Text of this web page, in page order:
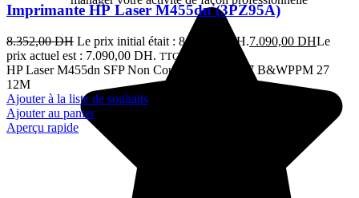
Imprimante HP Laser M455dn (3PZ95A)
8.352,00DH Le prix initial était : 8.352,00 DH.7.090,00 DHLe
prix actuel est : 7.090,00 DH. TTC
HP Laser M455dn SFP Non Couleur A4 Non 27 B&WPPM 27
12M
Ajouter à la liste de souhaits
Ajouter au panier
Aperçu rapide